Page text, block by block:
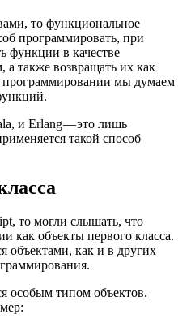
то функциональное
программировать, при
функции в качестве
также возвращать их как
мы думаем
и Erlang — это лишь
такой способ
то могли слышать, что
как объекты первого класса.
объектами, как и в других
особым типом объектов.